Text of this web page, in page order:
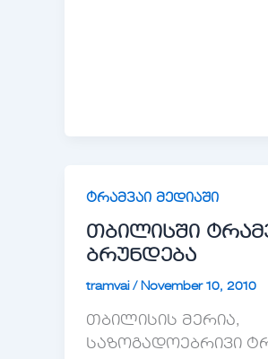
ტრამვაი მედიაში
თბილისში
ბრუნდება
tramvai / November 10, 2010
თბილისის მერია,
საზოგადოებრივი